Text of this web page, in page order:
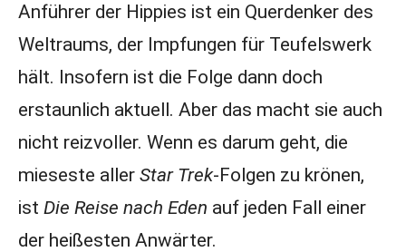
Anführer der Hippies ist ein Querdenker des
Weltraums, der Impfungen für Teufelswerk
hält. Insofern ist die Folge dann doch
erstaunlich aktuell. Aber das macht sie auch
nicht reizvoller. Wenn es darum geht, die
mieseste aller Star Trek-Folgen zu krönen,
ist Die Reise nach Eden auf jeden Fall einer
der heißesten Anwärter.